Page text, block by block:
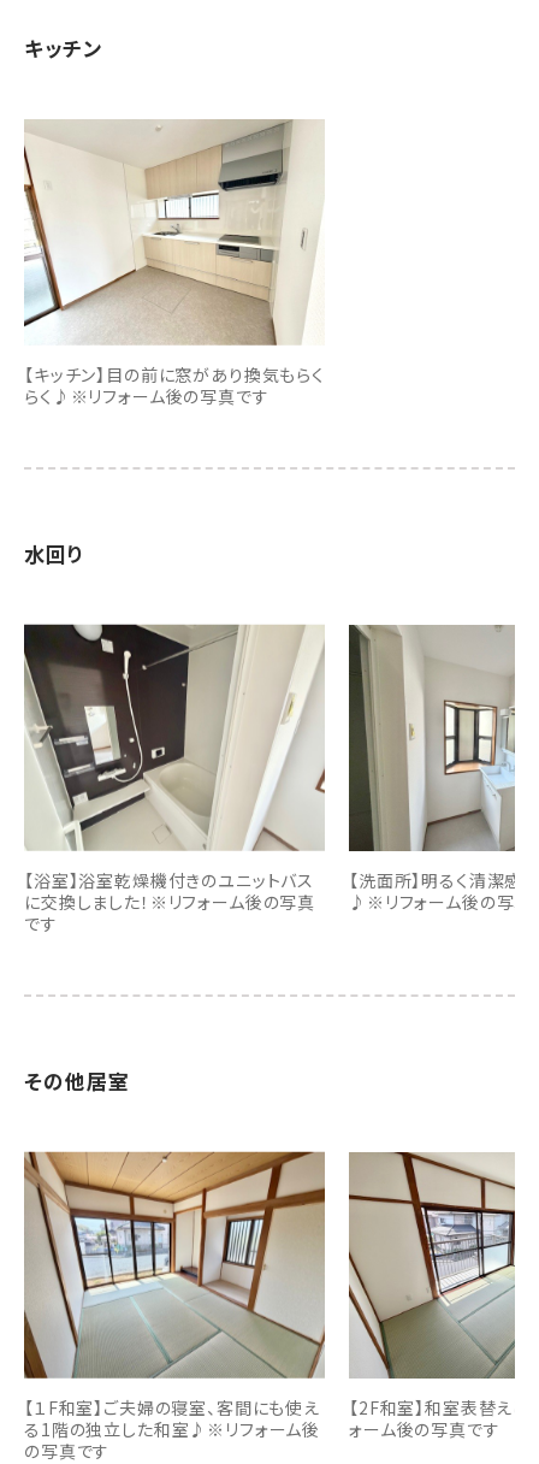
キッチン
【キッチン】目の前に窓があり換気もらく
らく♪※リフォーム後の写真です
水回り
【浴室】浴室乾燥機付きのユニットバス
に交換しました！※リフォーム後の写真
です
【洗面所】明るく清潔感
♪※リフォーム後の写真
その他居室
【１F和室】ご夫婦の寝室、客間にも使え
る1階の独立した和室♪※リフォーム後
の写真です
【2F和室】和室表替え
ォーム後の写真です